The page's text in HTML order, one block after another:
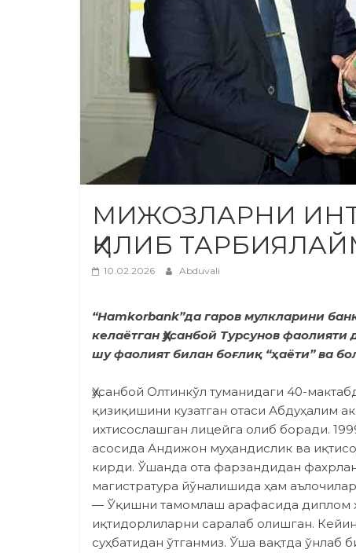
МИЖОЗЛАРНИ
ҚИЛИБ
10.02.2026 Abduvali
“Hamkorbank”да гаров мулкларини
келаётган Ҳусанбой Турсунов
шу фаолият билан боғлиқ “ҳаёти” ва
Ҳусанбой Олтинкўл туманидаги 40-
қизиқишини кузатган отаси Абдуҳалим
ихтисос­лаш­ган лицейга олиб боради.
асосида Андижон муҳандислик ва
кирди. Ўшанда ота фарзандидан
магистратура йўналишида ҳам
— Ўқишни тамомлаш арафасида диплом
иқтидорлиларни саралаб олишган.
суҳбатидан ўтганмиз. Ўша вақтда